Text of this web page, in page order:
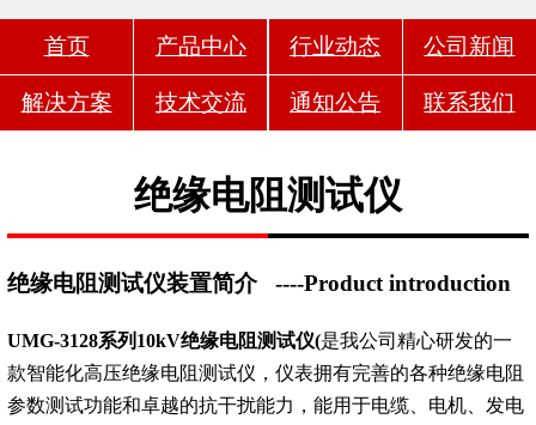
首页 产品中心 行业动态 公司新闻
解决方案 技术交流 通知公告 联系我们
绝缘电阻测试仪
绝缘电阻测试仪装置简介----Product introduction
UMG-3128系列10kV绝缘电阻测试仪(是我公司精心研发的一
款智能化高压绝缘电阻测试仪，仪表拥有完善的各种绝缘电阻
参数测试功能和卓越的抗干扰能力，能用于电缆、电机、发电